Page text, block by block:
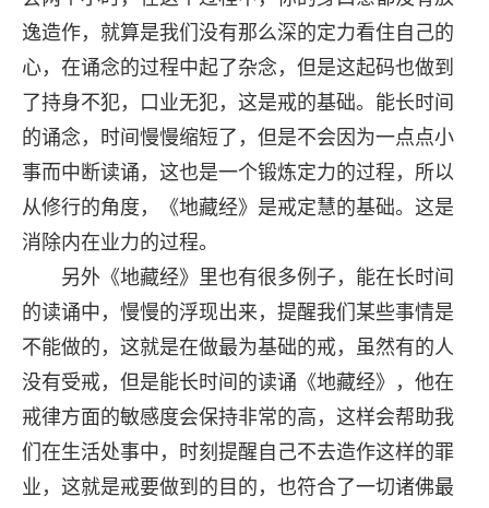
逸造作，就算是我们没有那么深的定力看住自己的
心，在诵念的过程中起了杂念，但是这起码也做到
了持身不犯，口业无犯，这是戒的基础。能长时间
的诵念，时间慢慢缩短了，但是不会因为一点点小
事而中断读诵，这也是一个锻炼定力的过程，所以
从修行的角度，《地藏经》是戒定慧的基础。这是
消除内在业力的过程。
另外《地藏经》里也有很多例子，能在长时间
的读诵中，慢慢的浮现出来，提醒我们某些事情是
不能做的，这就是在做最为基础的戒，虽然有的人
没有受戒，但是能长时间的读诵《地藏经》，他在
戒律方面的敏感度会保持非常的高，这样会帮助我
们在生活处事中，时刻提醒自己不去造作这样的罪
业，这就是戒要做到的目的，也符合了一切诸佛最